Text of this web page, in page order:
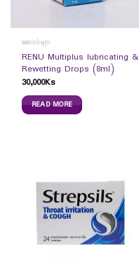
ဆေးဝါးများ
RENU Multiplus lubricating &
Rewetting Drops (8ml)
30,000Ks
READ MORE